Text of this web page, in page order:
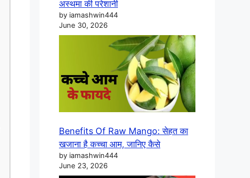
अस्थमा की परेशानी
by iamashwin444
June 30, 2026
Benefits Of Raw Mango: सेहत का
खजाना है कच्चा आम, जानिए कैसे
by iamashwin444
June 23, 2026